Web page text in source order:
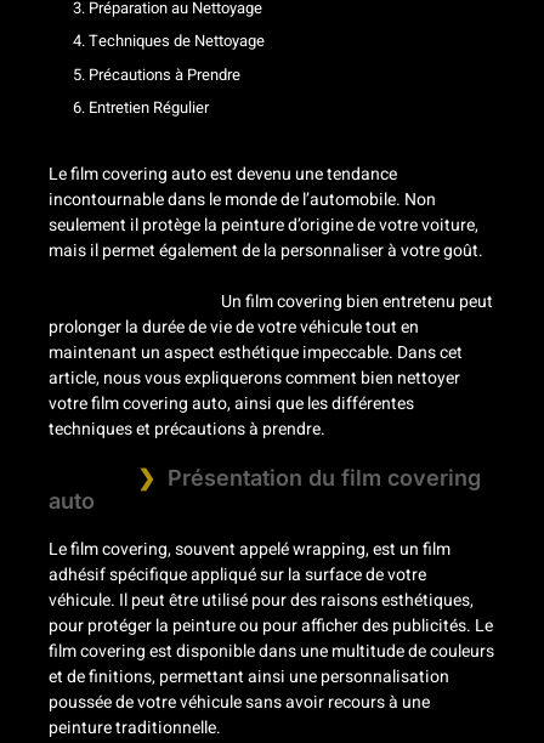
3. Préparation au Nettoyage
4. Techniques de Nettoyage
5. Précautions à Prendre
6. Entretien Régulier
Le film covering auto est devenu une tendance
incontournable dans le monde de l’automobile. Non
seulement il protège la peinture d’origine de votre voiture,
mais il permet également de la personnaliser à votre goût.
Un film covering bien entretenu peut
prolonger la durée de vie de votre véhicule tout en
maintenant un aspect esthétique impeccable. Dans cet
article, nous vous expliquerons comment bien nettoyer
votre film covering auto, ainsi que les différentes
techniques et précautions à prendre.
Présentation du film covering
auto
Le film covering, souvent appelé wrapping, est un film
adhésif spécifique appliqué sur la surface de votre
véhicule. Il peut être utilisé pour des raisons esthétiques,
pour protéger la peinture ou pour afficher des publicités. Le
film covering est disponible dans une multitude de couleurs
et de finitions, permettant ainsi une personnalisation
poussée de votre véhicule sans avoir recours à une
peinture traditionnelle.